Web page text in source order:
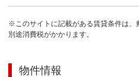
※このサイトに記載がある賃貸条件は、
別途消費税がかかります。
物件情報